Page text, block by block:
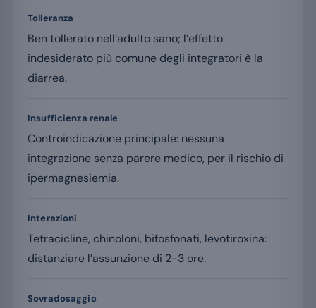
Tolleranza
Ben tollerato nell’adulto sano; l’effetto
indesiderato più comune degli integratori è la
diarrea.
Insufficienza renale
Controindicazione principale: nessuna
integrazione senza parere medico, per il rischio di
ipermagnesiemia.
Interazioni
Tetracicline, chinoloni, bifosfonati, levotiroxina:
distanziare l’assunzione di 2-3 ore.
Sovradosaggio